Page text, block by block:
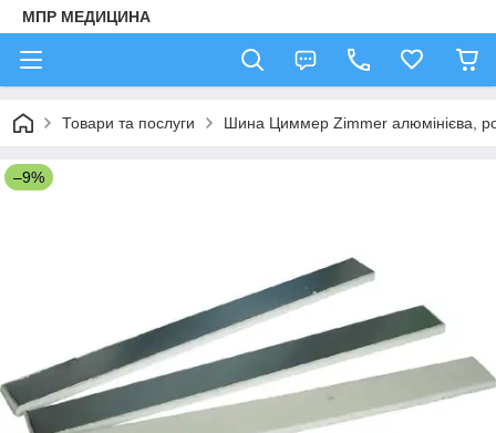
МПР МЕДИЦИНА
Товари та послуги Шина Циммер Zimmer алюмінієва,
–9%